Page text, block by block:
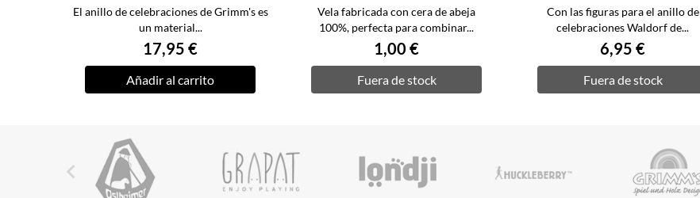
El anillo de celebraciones de Grimm's es
un material...
17,95 €
Añadir al carrito
Vela fabricada con cera de abeja
100%, perfecta para combinar...
1,00 €
Fuera de stock
Con las figuras para el anillo de
celebraciones Waldorf de...
6,95 €
Fuera de stock
